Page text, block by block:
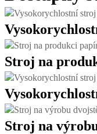
Stroj na
Stroj na